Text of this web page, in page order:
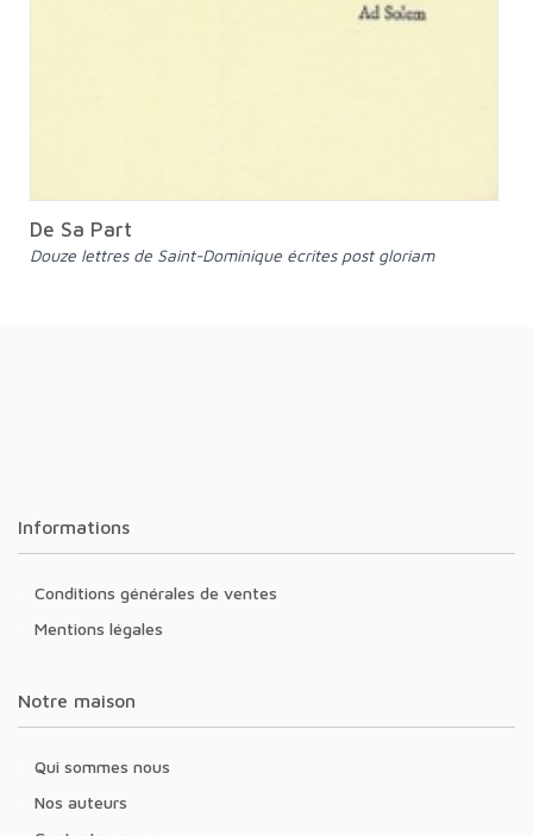
De Sa Part
Douze lettres de Saint-Dominique écrites post gloriam
Informations
Conditions générales de ventes
Mentions légales
Notre maison
Qui sommes nous
Nos auteurs